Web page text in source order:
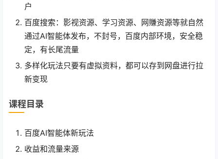
户
百度搜索：影视资源、学习资源、网賺资源等就自然
通过AI智能体发布，不封号，百度内部环境，安全稳
定，有长尾流量
多样化玩法只要有虚拟资料，都可以存到网盘进行拉
新变现
课程目录
百度AI智能体新玩法
收益和流量来源